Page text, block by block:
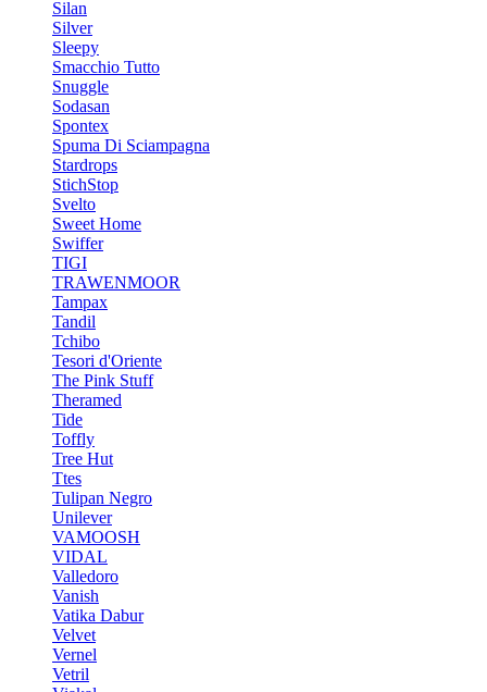
Silan
Silver
Sleepy
Smacchio Tutto
Snuggle
Sodasan
Spontex
Spuma Di Sciampagna
Stardrops
StichStop
Svelto
Sweet Home
Swiffer
TIGI
TRAWENMOOR
Tampax
Tandil
Tchibo
Tesori d'Oriente
The Pink Stuff
Theramed
Tide
Toffly
Tree Hut
Ttes
Tulipan Negro
Unilever
VAMOOSH
VIDAL
Valledoro
Vanish
Vatika Dabur
Velvet
Vernel
Vetril